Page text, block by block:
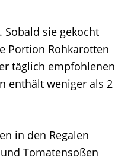
Sobald sie gekocht
Portion Rohkarotten
täglich empfohlenen
enthält weniger als 2
in den Regalen
Tomatensoßen